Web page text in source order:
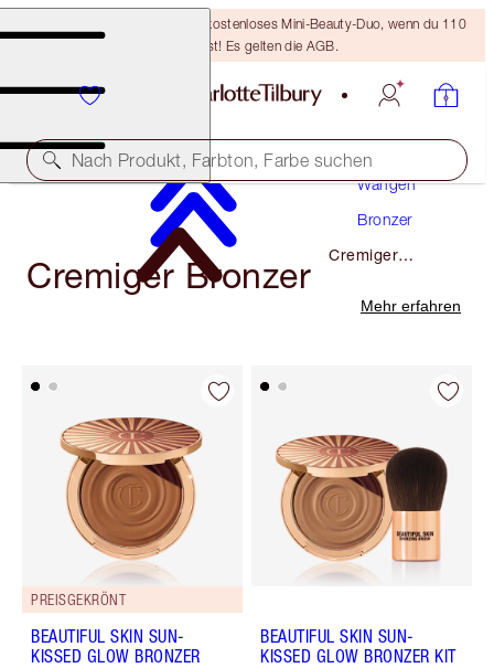
LETZTE CHANCE! Erhalte ein kostenloses Mini-Beauty-Duo, wenn du 110
€ ausgibst! Es gelten die AGB.
Nach Produkt, Farbton, Farbe suchen
Wangen
Bronzer
Cremiger
Cremiger Bronzer
Mehr erfahren
PREISGEKRÖNT
BEAUTIFUL SKIN SUN-
KISSED GLOW BRONZER
BEAUTIFUL SKIN SUN-
KISSED GLOW BRONZER KIT